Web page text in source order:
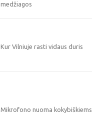
medžiagos
Kur Vilniuje rasti vidaus duris
Mikrofono nuoma kokybiškiems